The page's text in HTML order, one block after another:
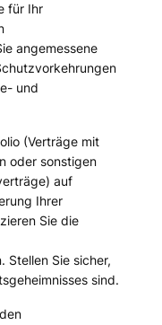
für Ihr
angemessene
und
(Verträge mit
oder sonstigen
auf
Ihrer
Sie die
Stellen Sie sicher,
sind.